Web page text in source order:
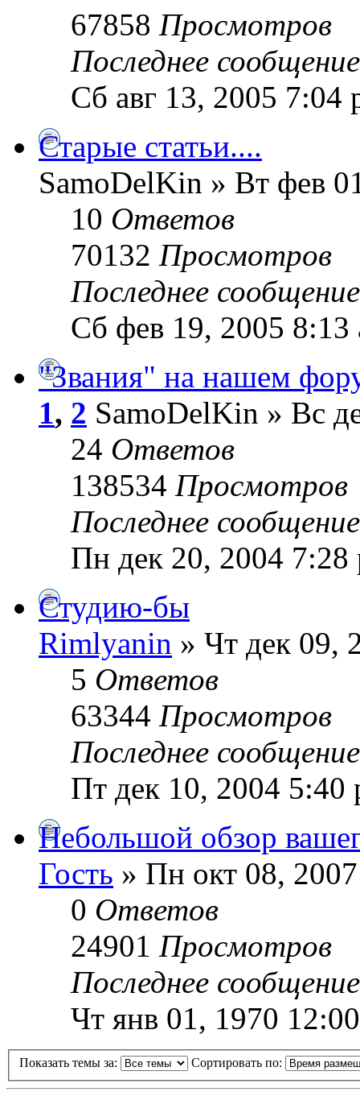
67858 Просмотров
Последнее
Сб авг 13, 2005 7:04
Старые статьи....
SamoDelKin » Вт фев
10 Ответов
70132 Просмотров
Последнее
Сб фев 19, 2005 8:13
"Звания" на нашем
1, 2 SamoDelKin » Вс
24 Ответов
138534 Просмотров
Последнее
Пн дек 20, 2004 7:28
Студию-бы
Rimlyanin » Чт дек 09,
5 Ответов
63344 Просмотров
Последнее
Пт дек 10, 2004 5:40
Небольшой обзор
Гость » Пн окт 08,
0 Ответов
24901 Просмотров
Последнее
Чт янв 01, 1970
Показать темы за: Сортировать по: